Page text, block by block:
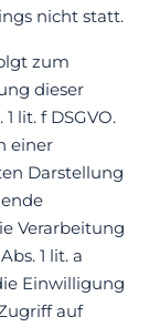
nicht statt.
zum
dieser
lit. f DSGVO.
einer
Darstellung
Verarbeitung
1 lit. a
Einwilligung
auf